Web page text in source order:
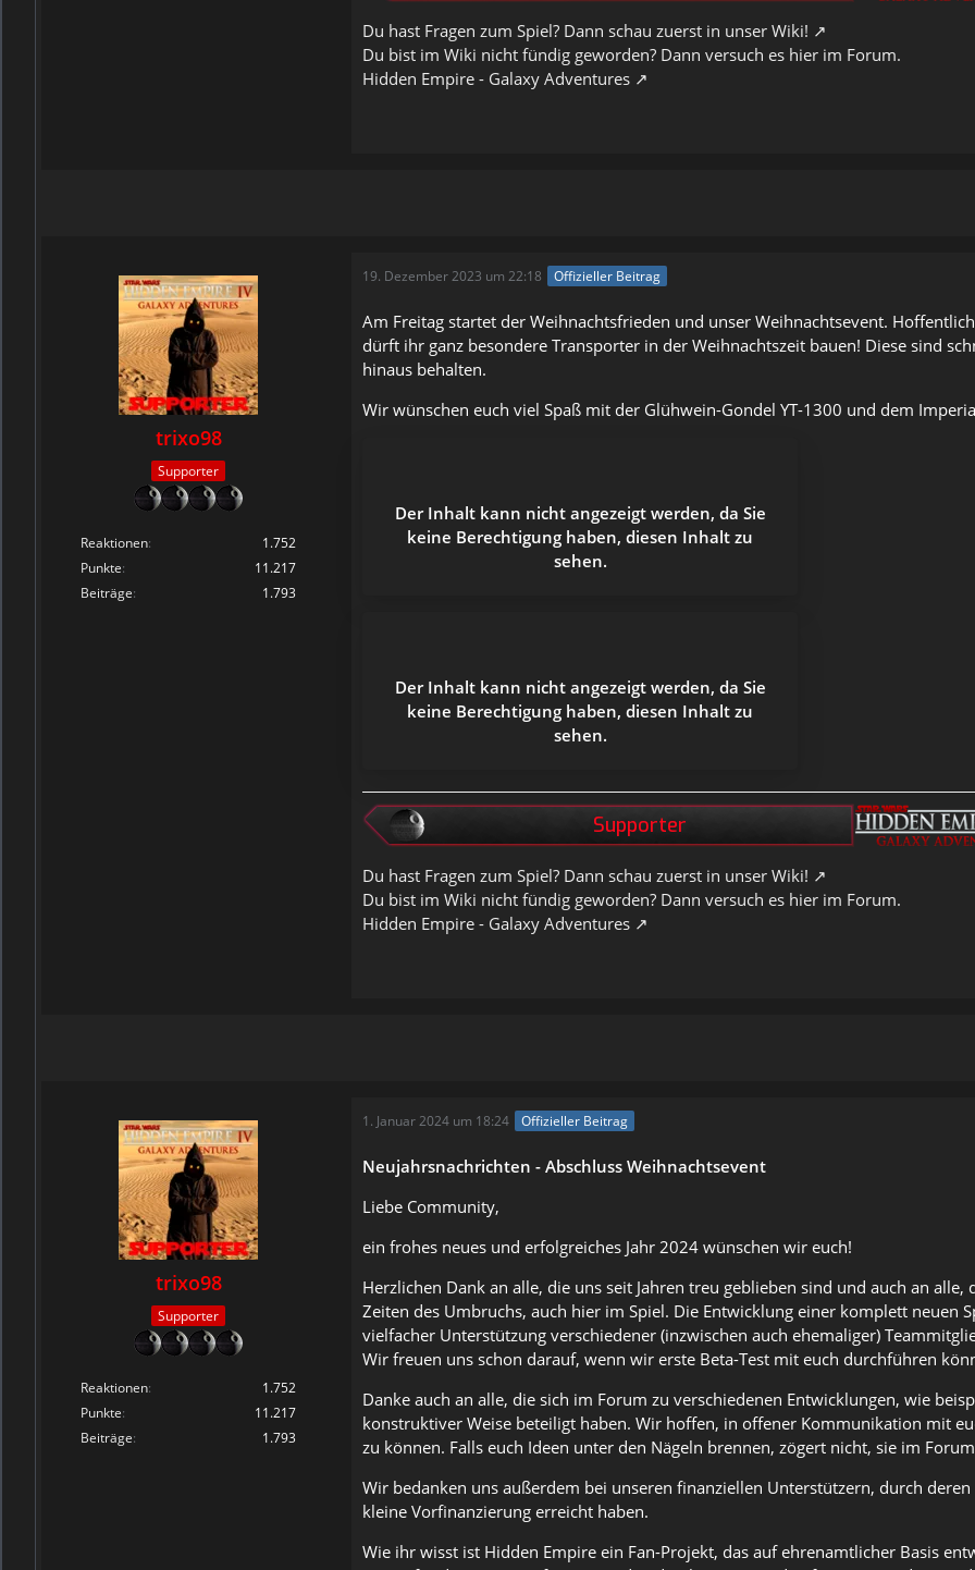
Du hast Fragen zum Spiel? Dann schau zuerst in unser Wiki!
Du bist im Wiki nicht fündig geworden? Dann versuch es hier im Forum.
Hidden Empire - Galaxy Adventures
trixo98
Supporter
Reaktionen
1.752
Punkte
11.217
Beiträge
1.793
19. Dezember 2023 um 22:18 Offizieller Beitrag
Am Freitag startet der Weihnachtsfrieden und unser Weihnachtsevent.
dürft ihr ganz besondere Transporter in der Weihnachtszeit bauen! Diese sind
hinaus behalten.
Wir wünschen euch viel Spaß mit der Glühwein-Gondel YT-1300 und dem
Der Inhalt kann nicht angezeigt werden, da Sie
keine Berechtigung haben, diesen Inhalt zu
sehen.
Der Inhalt kann nicht angezeigt werden, da Sie
keine Berechtigung haben, diesen Inhalt zu
sehen.
Du hast Fragen zum Spiel? Dann schau zuerst in unser Wiki!
Du bist im Wiki nicht fündig geworden? Dann versuch es hier im Forum.
Hidden Empire - Galaxy Adventures
trixo98
Supporter
Reaktionen
1.752
Punkte
11.217
Beiträge
1.793
1. Januar 2024 um 18:24 Offizieller Beitrag
Neujahrsnachrichten - Abschluss Weihnachtsevent
Liebe Community,
ein frohes neues und erfolgreiches Jahr 2024 wünschen wir euch!
Herzlichen Dank an alle, die uns seit Jahren treu geblieben sind und auch an
Zeiten des Umbruchs, auch hier im Spiel. Die Entwicklung einer komplett neuen
vielfacher Unterstützung verschiedener (inzwischen auch ehemaliger)
Wir freuen uns schon darauf, wenn wir erste Beta-Test mit euch durchführen
Danke auch an alle, die sich im Forum zu verschiedenen Entwicklungen, wie
konstruktiver Weise beteiligt haben. Wir hoffen, in offener Kommunikation mit
zu können. Falls euch Ideen unter den Nägeln brennen, zögert nicht, sie im
Wir bedanken uns außerdem bei unseren finanziellen Unterstützern, durch
kleine Vorfinanzierung erreicht haben.
Wie ihr wisst ist Hidden Empire ein Fan-Projekt, das auf ehrenamtlicher Basis